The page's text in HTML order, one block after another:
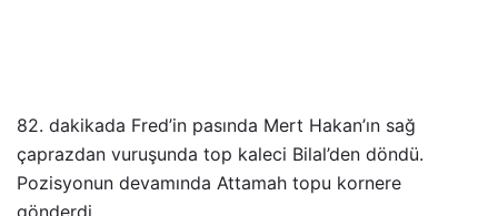
82. dakikada Fred’in pasında Mert Hakan’ın sağ
çaprazdan vuruşunda top kaleci Bilal’den döndü.
Pozisyonun devamında Attamah topu kornere